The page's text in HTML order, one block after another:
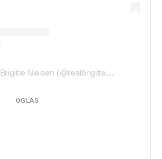
A post shared by Brigitte Nielsen (@realbrigittenielsen)
OGLAS